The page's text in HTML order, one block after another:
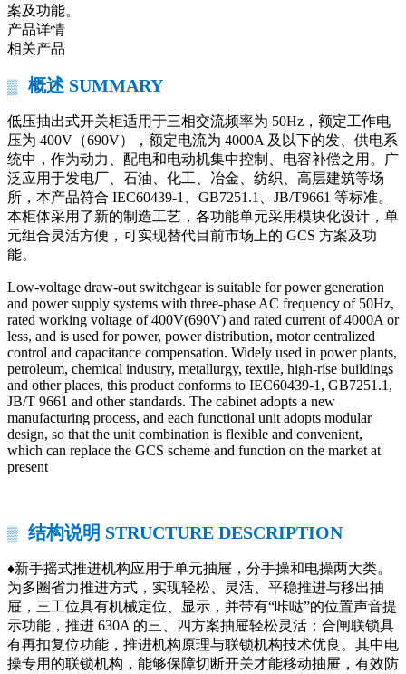
案及功能。
产品详情
相关产品
▒ 概述 SUMMARY
低压抽出式开关柜适用于三相交流频率为 50Hz，额定工作电
压为 400V（690V），额定电流为 4000A 及以下的发、供电系
统中，作为动力、配电和电动机集中控制、电容补偿之用。广
泛应用于发电厂、石油、化工、冶金、纺织、高层建筑等场
所，本产品符合 IEC60439-1、GB7251.1、JB/T9661 等标准。
本柜体采用了新的制造工艺，各功能单元采用模块化设计，单
元组合灵活方便，可实现替代目前市场上的 GCS 方案及功
能。
Low-voltage draw-out switchgear is suitable for power generation
and power supply systems with three-phase AC frequency of 50Hz,
rated working voltage of 400V(690V) and rated current of 4000A or
less, and is used for power, power distribution, motor centralized
control and capacitance compensation. Widely used in power plants,
petroleum, chemical industry, metallurgy, textile, high-rise buildings
and other places, this product conforms to IEC60439-1, GB7251.1,
JB/T 9661 and other standards. The cabinet adopts a new
manufacturing process, and each functional unit adopts modular
design, so that the unit combination is flexible and convenient,
which can replace the GCS scheme and function on the market at
present
▒ 结构说明 STRUCTURE DESCRIPTION
♦新手摇式推进机构应用于单元抽屉，分手操和电操两大类。
为多圈省力推进方式，实现轻松、灵活、平稳推进与移出抽
屉，三工位具有机械定位、显示，并带有“咔哒”的位置声音提
示功能，推进 630A 的三、四方案抽屉轻松灵活；合闸联锁具
有再扣复位功能，推进机构原理与联锁机构技术优良。其中电
操专用的联锁机构，能够保障切断开关才能移动抽屉，有效防